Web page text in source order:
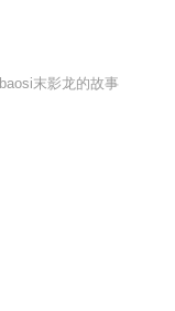
末影龙的故事